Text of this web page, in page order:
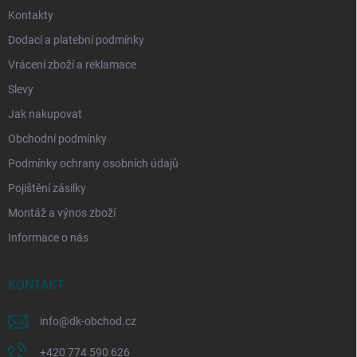
Kontakty
Dodací a platební podmínky
Vrácení zboží a reklamace
Slevy
Jak nakupovat
Obchodní podmínky
Podmínky ochrany osobních údajů
Pojištění zásilky
Montáž a výnos zboží
Informace o nás
KONTAKT
info@dk-obchod.cz
+420 774 590 626